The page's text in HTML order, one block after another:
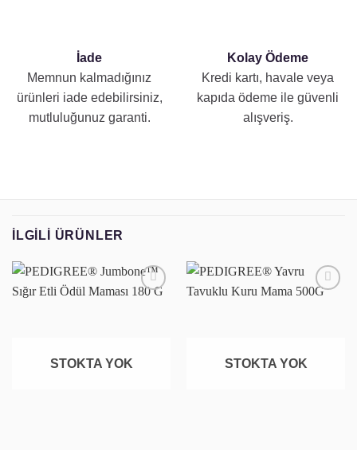
İade
Memnun kalmadığınız
ürünleri iade edebilirsiniz,
mutluluğunuz garanti.
Kolay Ödeme
Kredi kartı, havale veya
kapıda ödeme ile güvenli
alışveriş.
İLGILI ÜRÜNLER
STOKTA YOK STOKTA YOK